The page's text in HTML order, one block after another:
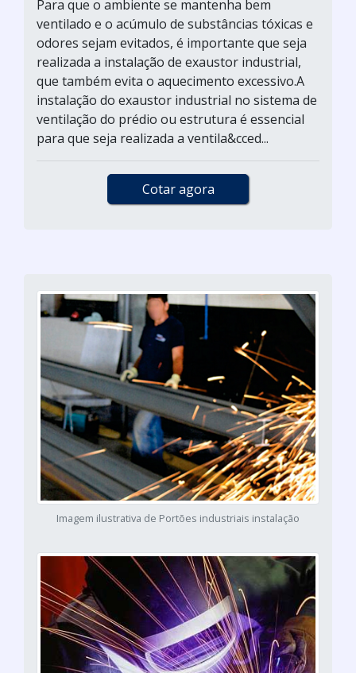
Para que o ambiente se mantenha bem
ventilado e o acúmulo de substâncias tóxicas e
odores sejam evitados, é importante que seja
realizada a instalação de exaustor industrial,
que também evita o aquecimento excessivo.A
instalação do exaustor industrial no sistema de
ventilação do prédio ou estrutura é essencial
para que seja realizada a ventila&cced...
Cotar agora
Imagem ilustrativa de Portões industriais instalação